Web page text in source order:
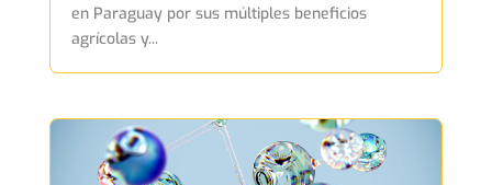
en Paraguay por sus múltiples beneficios
agrícolas y...